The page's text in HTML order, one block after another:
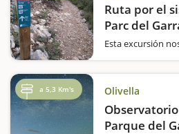
Ruta por el
Parc del
Esta excursión
representación
planetas que
con unos hitos
a 5,3 Km's Olivella
Parque del